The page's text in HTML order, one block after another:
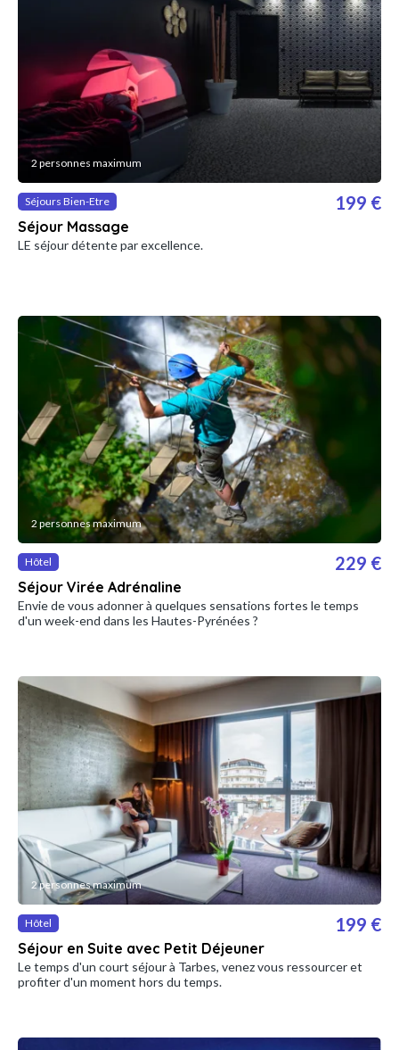
2 personnes maximum
Séjours Bien-Etre
Séjour Massage
199 €
LE séjour détente par excellence.
2 personnes maximum
Hôtel
Séjour Virée Adrénaline
229 €
Envie de vous adonner à quelques sensations fortes le temps
d'un week-end dans les Hautes-Pyrénées ?
2 personnes maximum
Hôtel
Séjour en Suite avec Petit Déjeuner
199 €
Le temps d'un court séjour à Tarbes, venez vous ressourcer et
profiter d'un moment hors du temps.